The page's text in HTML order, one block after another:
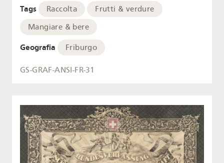
Tags Raccolta
Frutti & verdure
Mangiare & bere
Geografia Friburgo
GS-GRAF-ANSI-FR-31